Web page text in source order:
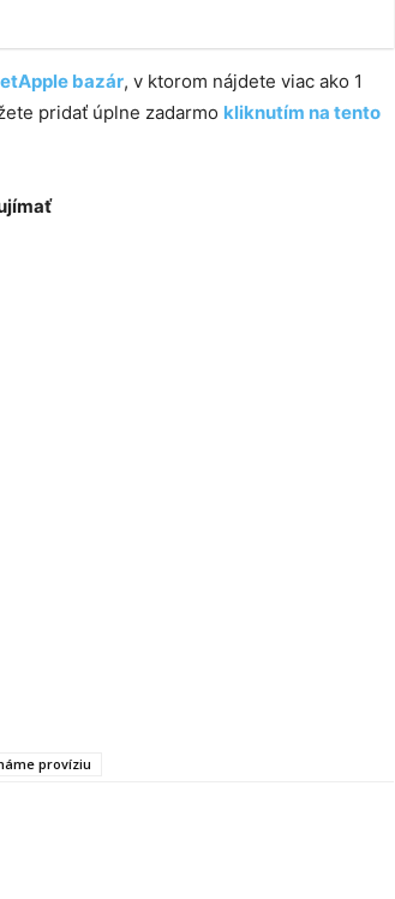
bazár, v ktorom nájdete viac ako 1
pridať úplne zadarmo kliknutím na tento
províziu